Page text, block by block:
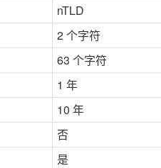
nTLD
2 个字符
63 个字符
1 年
10 年
否
是